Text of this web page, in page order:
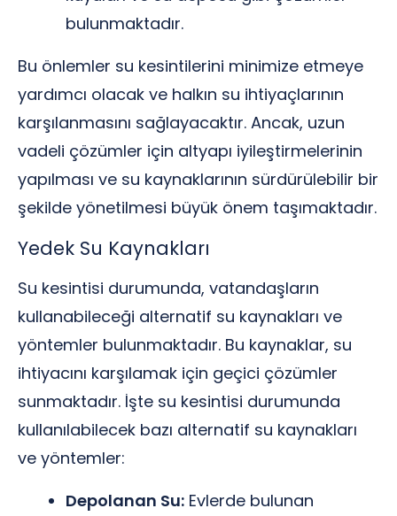
bulunmaktadır.
Bu önlemler su kesintilerini minimize etmeye
yardımcı olacak ve halkın su ihtiyaçlarının
karşılanmasını sağlayacaktır. Ancak, uzun
vadeli çözümler için altyapı iyileştirmelerinin
yapılması ve su kaynaklarının sürdürülebilir bir
şekilde yönetilmesi büyük önem taşımaktadır.
Yedek Su Kaynakları
Su kesintisi durumunda, vatandaşların
kullanabileceği alternatif su kaynakları ve
yöntemler bulunmaktadır. Bu kaynaklar, su
ihtiyacını karşılamak için geçici çözümler
sunmaktadır. İşte su kesintisi durumunda
kullanılabilecek bazı alternatif su kaynakları
ve yöntemler:
Depolanan Su: Evlerde bulunan